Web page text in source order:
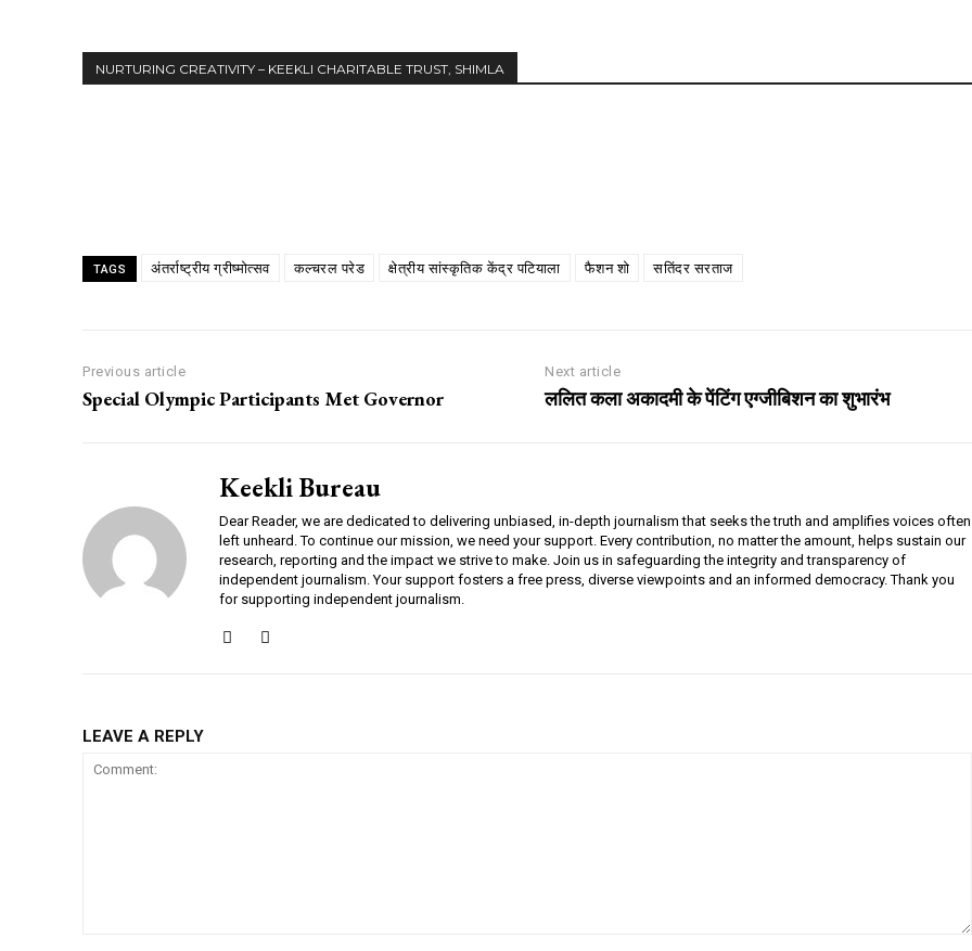
NURTURING CREATIVITY – KEEKLI CHARITABLE TRUST, SHIMLA
TAGS अंतर्राष्ट्रीय ग्रीष्मोत्सव कल्चरल परेड क्षेत्रीय सांस्कृतिक केंद्र पटियाला फैशन शो सतिंदर सरताज
Previous article
Special Olympic Participants Met Governor
Next article
ललित कला अकादमी के पेंटिंग एग्जीबिशन का शुभारंभ
Keekli Bureau
Dear Reader, we are dedicated to delivering unbiased, in-depth journalism that seeks the truth and amplifies voices often
left unheard. To continue our mission, we need your support. Every contribution, no matter the amount, helps sustain our
research, reporting and the impact we strive to make. Join us in safeguarding the integrity and transparency of
independent journalism. Your support fosters a free press, diverse viewpoints and an informed democracy. Thank you
for supporting independent journalism.
LEAVE A REPLY